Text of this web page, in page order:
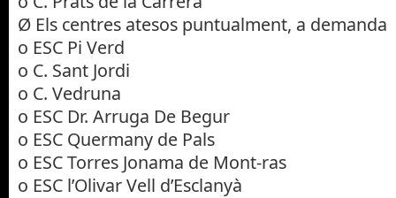
Ø Els centres atesos puntualment, a demanda
o ESC Pi Verd
o C. Sant Jordi
o C. Vedruna
o ESC Dr. Arruga De Begur
o ESC Quermany de Pals
o ESC Torres Jonama de Mont-ras
o ESC l’Olivar Vell d’Esclanyà